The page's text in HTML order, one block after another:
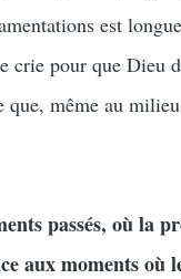
est
crie pour que Dieu
que, même au
passés, où la
aux moments où